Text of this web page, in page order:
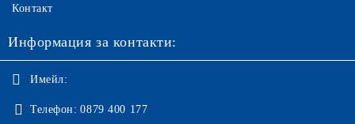
Контакт
Информация за контакти:
Имейл:
Телефон: 0879 400 177